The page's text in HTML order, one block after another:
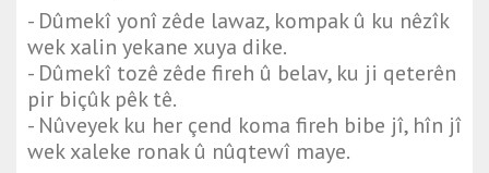
- Dûmekî yonî zêde lawaz, kompak û ku nêzîk
wek xalin yekane xuya dike.
- Dûmekî tozê zêde fireh û belav, ku ji qeterên
pir biçûk pêk tê.
- Nûveyek ku her çend koma fireh bibe jî, hîn jî
wek xaleke ronak û nûqtewî maye.